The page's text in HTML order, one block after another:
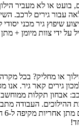
בועט או לא מעביר
עבור גירים לרכב.
שיפוץ גיר מכני
על ידי צוות מיומן +
או מחליק? בכל
גירים קאר גיר. אנו
אבחון תקלות
ההילוכים. העבודה